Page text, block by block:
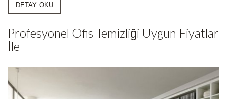
DETAY OKU
Profesyonel Ofis Temizliği Uygun Fiyatlar
İle